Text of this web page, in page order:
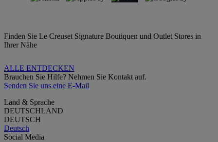
Finden Sie Le Creuset Signature Boutiquen und Outlet Stores in
Ihrer Nähe
ALLE ENTDECKEN
Brauchen Sie Hilfe? Nehmen Sie Kontakt auf.
Senden Sie uns eine E-Mail
Land & Sprache
DEUTSCHLAND
DEUTSCH
Deutsch
Social Media